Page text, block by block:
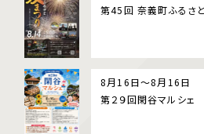
第45回 奈義町ふるさ
8月16日～8月16日
第２９回閑谷マルシェ